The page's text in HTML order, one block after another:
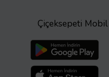
Çiçeksepeti